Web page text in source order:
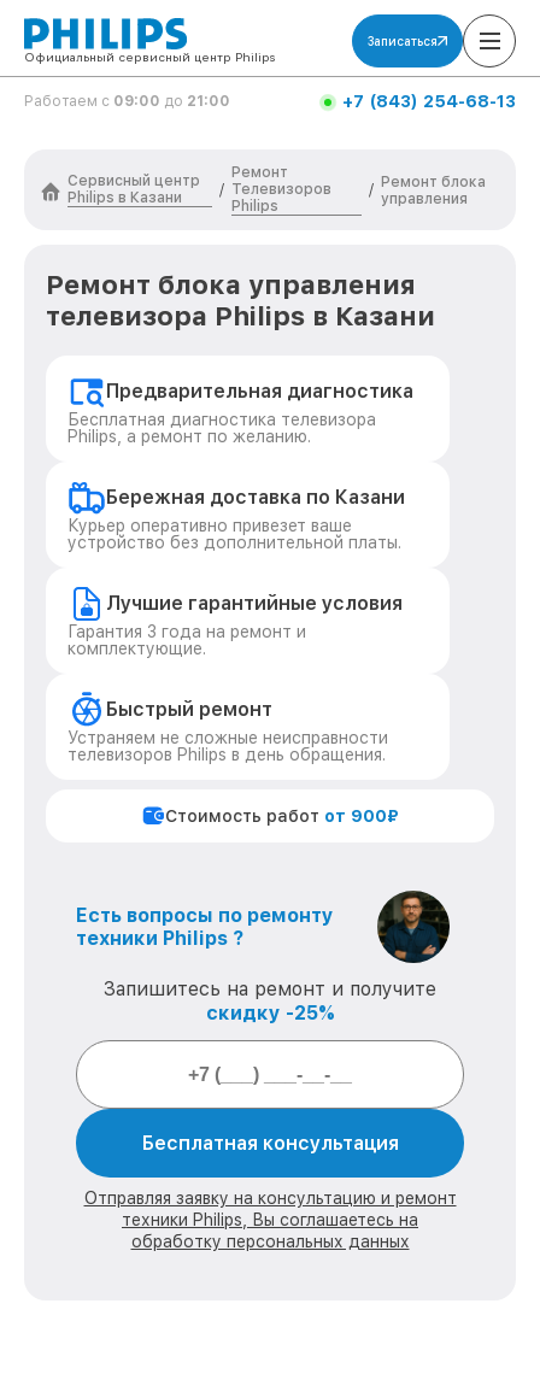
Официальный сервисный центр Philips
Записаться
Работаем с 09:00 до 21:00 +7 (843) 254-68-13
Сервисный центр
Philips в Казани
/
Ремонт
Телевизоров
Philips
/ Ремонт блока
управления
Ремонт блока управления
телевизора Philips в Казани
Предварительная диагностика
Бесплатная диагностика телевизора
Philips, а ремонт по желанию.
Бережная доставка по Казани
Курьер оперативно привезет ваше
устройство без дополнительной платы.
Лучшие гарантийные условия
Гарантия 3 года на ремонт и
комплектующие.
Быстрый ремонт
Устраняем не сложные неисправности
телевизоров Philips в день обращения.
Стоимость работ от 900₽
Есть вопросы по ремонту
техники Philips ?
Запишитесь на ремонт и получите
скидку -25%
Бесплатная консультация
Отправляя заявку на консультацию и ремонт
техники Philips, Вы соглашаетесь на
обработку персональных данных